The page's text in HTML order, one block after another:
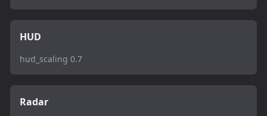
HUD
hud_scaling 0.7
Radar